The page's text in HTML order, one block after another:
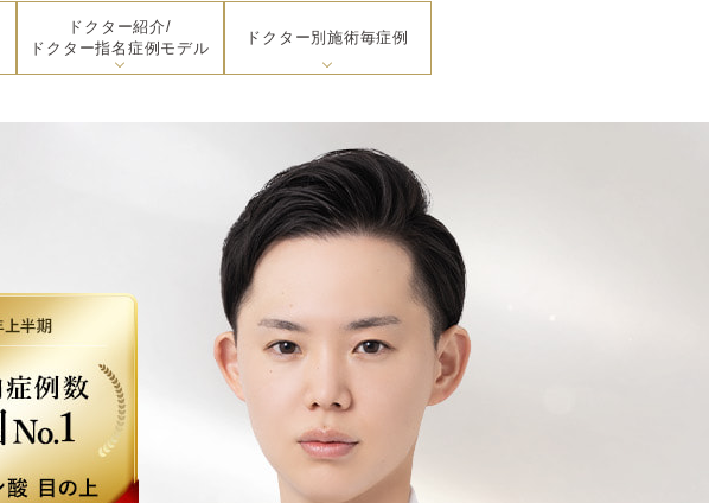
ドクター紹介/
ドクター指名症例モデル
ドクター別施術毎症例